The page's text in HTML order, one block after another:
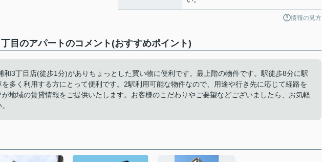
情報の見方
目のアパートのコメント(おすすめポイント)
和3丁目店(徒歩1分)がありちょっとした買い物に便利です。最上階の物件です。駅徒歩8分に駅
多く利用する方にとって便利です。2駅利用可能な物件なので、用途や行き先に応じて経路を
地域の賃貸情報をご提供いたします。お客様のこだわりやご要望などございましたら、お気軽